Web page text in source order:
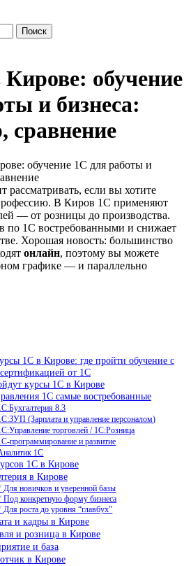
обучение
и бизнеса:
сравнение
обучение 1С для работы и
рассматривать, если вы хотите
В Киров 1С применяют
— от розницы до производства.
по 1С востребованными и снижает
Хорошая новость: большинство
онлайн, поэтому вы можете
графике — и параллельно
1С в Кирове: где пройти обучение с
от 1С
курсы 1С в Кирове
1С самые востребованные
8.3
(Зарплата и управление персоналом)
торговлей / 1С:Розница
программирование и развитие
1С
1С в Кирове
в Кирове
Для новичков и уверенной базы
Под конкретную форму бизнеса
Для роста до уровня “главбух”
и кадры в Кирове
и розница в Кирове
и база
в Кирове